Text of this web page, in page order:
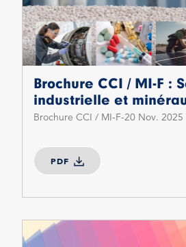
Brochure CCI / MI-F :
industrielle et
Brochure CCI / MI-F 20 Nov. 2025
PDF